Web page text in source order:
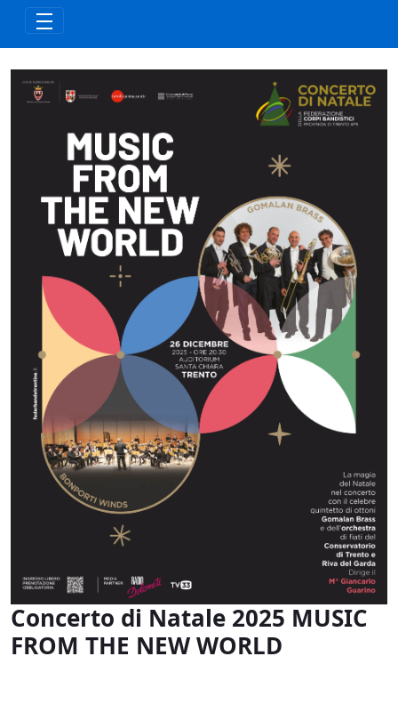
Zum Hauptinhalt springen
Concerto di Natale 2025 MUSIC
FROM THE NEW WORLD